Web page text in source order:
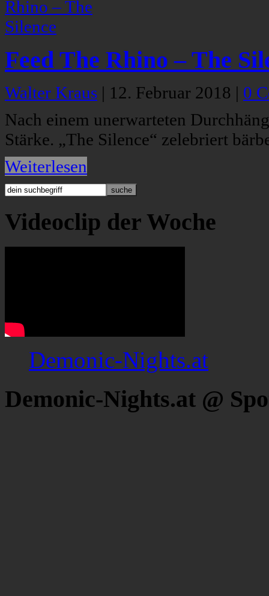
Feed The Rhino – The
Walter Kraus | 12. Februar 2018 | 0
Nach einem unerwarteten
Stärke. „The Silence“ zelebriert
Weiterlesen
Videoclip der Woche
Demonic-Nights.at
Demonic-Nights.at @